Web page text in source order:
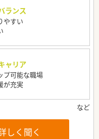
ランス
やすい
ャリア
プ可能な職場
が充実
しく聞く